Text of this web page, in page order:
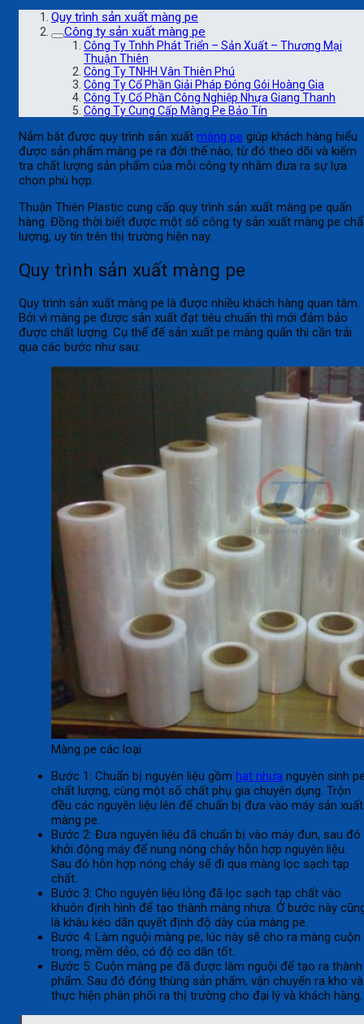
Quy trình sản xuất màng pe
Công ty sản xuất màng pe
Công Ty Tnhh Phát Triển – Sản Xuất – Thương Mại
Thuận Thiên
Công Ty TNHH Vân Thiên Phú
Công Ty Cổ Phần Giải Pháp Đóng Gói Hoàng Gia
Công Ty Cổ Phần Công Nghiệp Nhựa Giang Thanh
Công Ty Cung Cấp Màng Pe Bảo Tín
Nắm bắt được quy trình sản xuất màng pe giúp khách hàng hiểu
được sản phẩm màng pe ra đời thế nào, từ đó theo dõi và kiểm
tra chất lượng sản phẩm của mỗi công ty nhằm đưa ra sự lựa
chọn phù hợp.
Thuận Thiên Plastic cung cấp quy trình sản xuất màng pe quấn
hàng. Đồng thời biết được một số công ty sản xuất màng pe
lượng, uy tín trên thị trường hiện nay.
Quy trình sản xuất màng pe
Quy trình sản xuất màng pe là được nhiều khách hàng quan tâm.
Bởi vì màng pe được sản xuất đạt tiêu chuẩn thì mới đảm bảo
được chất lượng. Cụ thể để sản xuất pe màng quấn thì cần trải
qua các bước như sau:
Màng pe các loại
Bước 1: Chuẩn bị nguyên liệu gồm hạt nhựa nguyên sinh
chất lượng, cùng một số chất phụ gia chuyên dụng. Trộn
đều các nguyên liệu lên để chuẩn bị đưa vào máy sản xuất
màng pe.
Bước 2: Đưa nguyên liệu đã chuẩn bị vào máy đun, sau đó
khởi động máy để nung nóng chảy hỗn hợp nguyên liệu.
Sau đó hỗn hợp nóng chảy sẽ đi qua màng lọc sạch tạp
chất.
Bước 3: Cho nguyên liệu lỏng đã lọc sạch tạp chất vào
khuôn định hình để tạo thành màng nhựa. Ở bước này
là khâu kéo dãn quyết định độ dày của màng pe.
Bước 4: Làm nguội màng pe, lúc này sẽ cho ra màng cuộn
trong, mềm dẻo, có độ co dãn tốt.
Bước 5: Cuộn màng pe đã được làm nguội để tạo ra thành
phẩm. Sau đó đóng thùng sản phẩm, vận chuyển ra kho và
thực hiện phân phối ra thị trường cho đại lý và khách hàng.